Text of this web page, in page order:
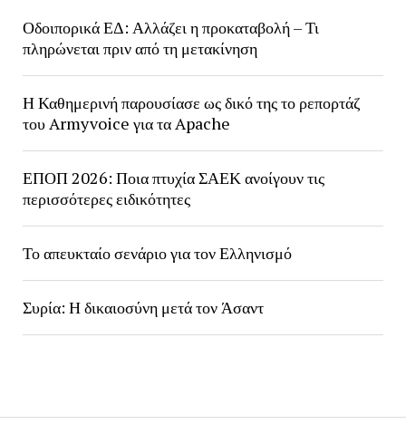
Οδοιπορικά ΕΔ: Αλλάζει η προκαταβολή – Τι
πληρώνεται πριν από τη μετακίνηση
Η Καθημερινή παρουσίασε ως δικό της το ρεπορτάζ
του Armyvoice για τα Apache
ΕΠΟΠ 2026: Ποια πτυχία ΣΑΕΚ ανοίγουν τις
περισσότερες ειδικότητες
Το απευκταίο σενάριο για τον Ελληνισμό
Συρία: Η δικαιοσύνη μετά τον Άσαντ